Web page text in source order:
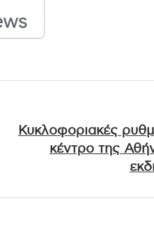
Κυκλοφοριακές
κέντρο της